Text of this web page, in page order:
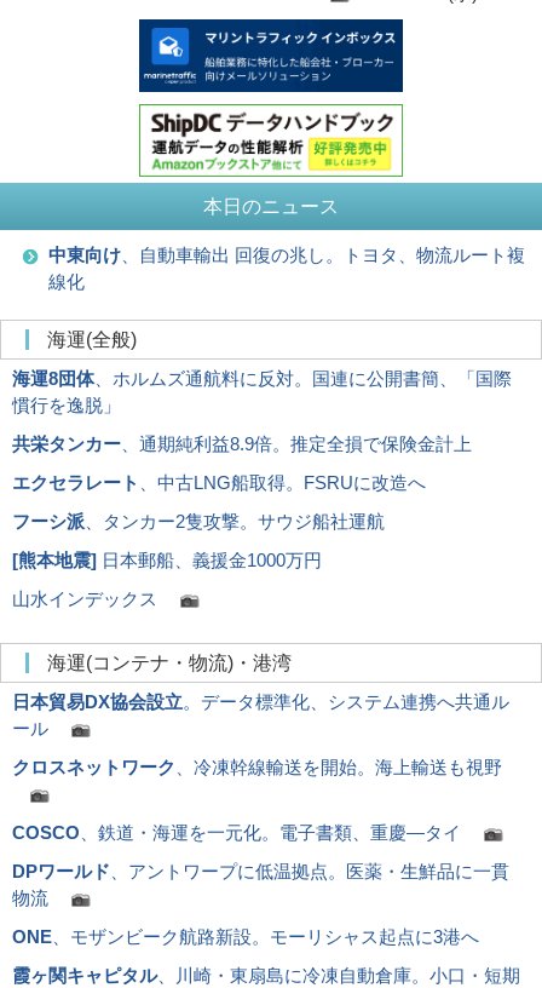
本日のニュース
中東向け、自動車輸出 回復の兆し。トヨタ、物流ルート複
線化
海運(全般)
海運8団体、ホルムズ通航料に反対。国連に公開書簡、「国際
慣行を逸脱」
共栄タンカー、通期純利益8.9倍。推定全損で保険金計上
エクセラレート 、中古LNG船取得。FSRUに改造へ
フーシ派、タンカー2隻攻撃。サウジ船社運航
[熊本地震] 日本郵船、義援金1000万円
山水インデックス
海運(コンテナ・物流)・港湾
日本貿易DX協会設立。データ標準化、システム連携へ共通ル
ール
クロスネットワーク 、冷凍幹線輸送を開始。海上輸送も視野
COSCO、鉄道・海運を一元化。電子書類、重慶―タイ
DPワールド、アントワープに低温拠点。医薬・生鮮品に一貫
物流
ONE、モザンビーク航路新設。モーリシャス起点に3港へ
霞ヶ関キャピタル、川崎・東扇島に冷凍自動倉庫。小口・短期